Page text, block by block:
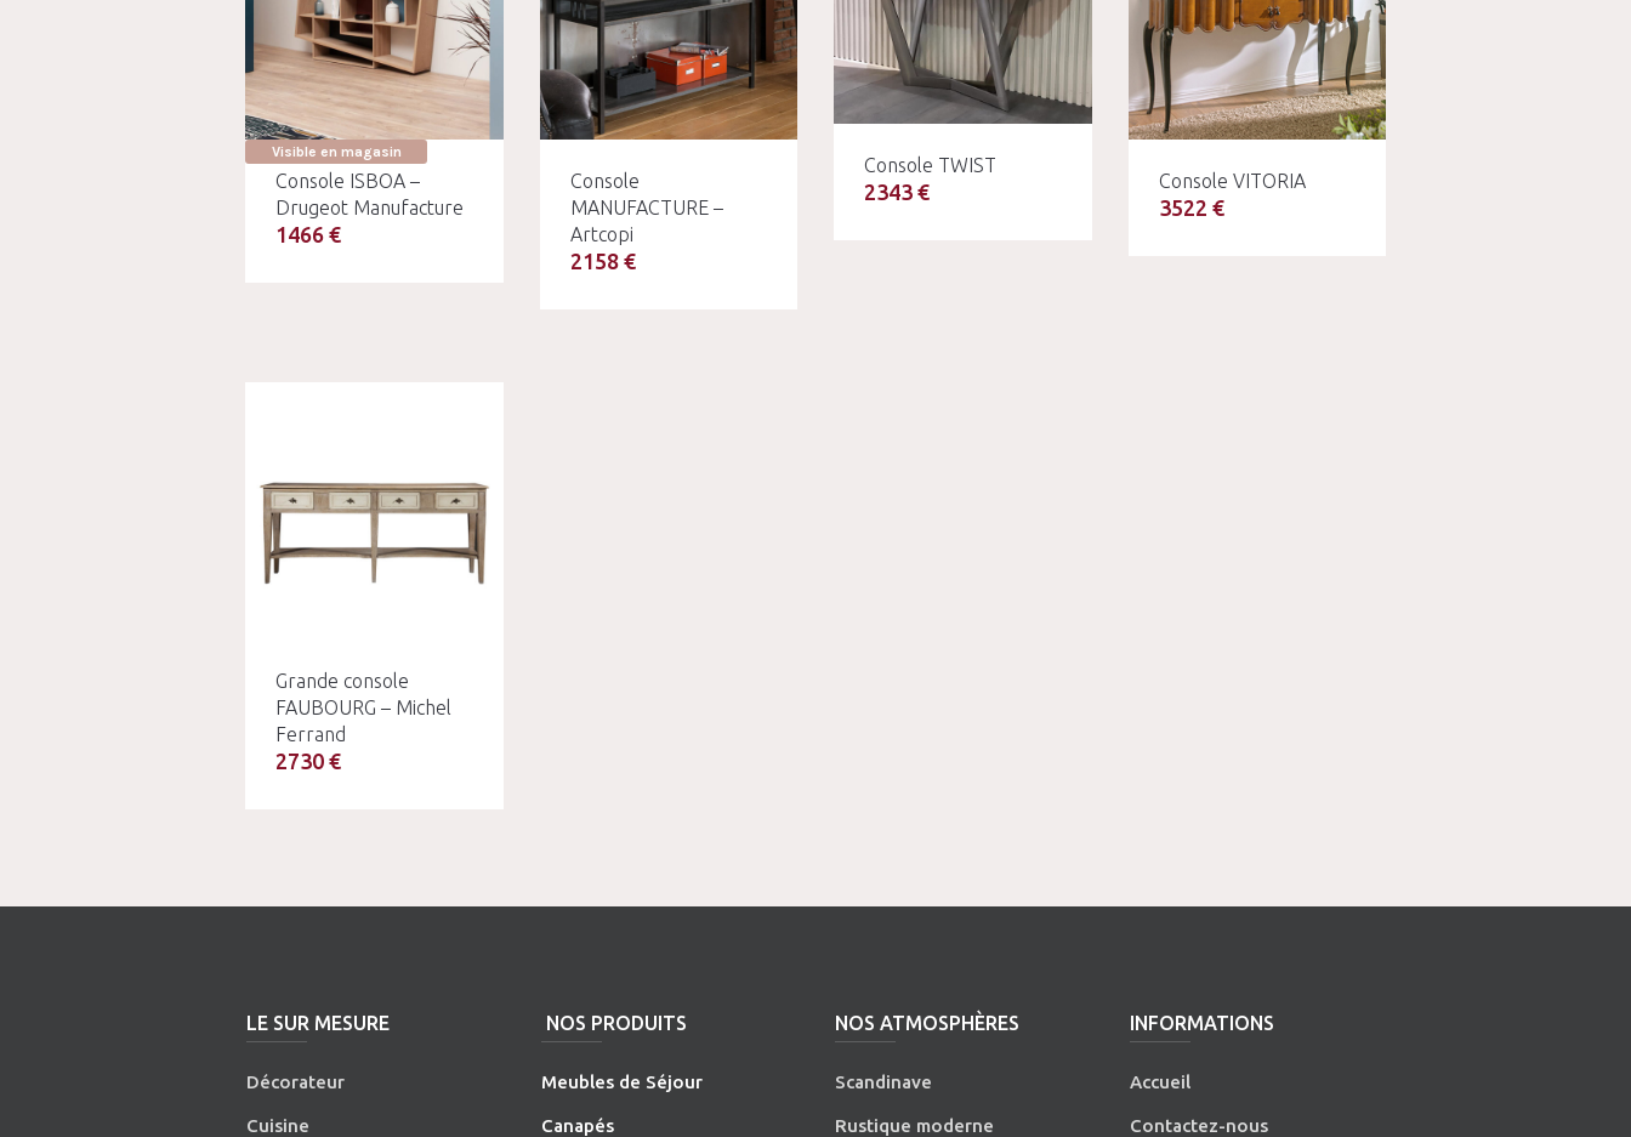
Visible en magasin
Console ISBOA –
Drugeot Manufacture
1466 €
Console
MANUFACTURE –
Artcopi
2158 €
Console TWIST
2343 € Console VITORIA
3522 €
Grande console
FAUBOURG – Michel
Ferrand
2730 €
LE SUR MESURE
Décorateur
Cuisine
NOS PRODUITS
Meubles de Séjour
Canapés
NOS ATMOSPHÈRES
Scandinave
Rustique moderne
INFORMATIONS
Accueil
Contactez-nous